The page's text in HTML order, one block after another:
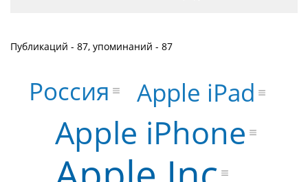
Публикаций - 87, упоминаний - 87
Apple iPhone
Apple iPad
Россия